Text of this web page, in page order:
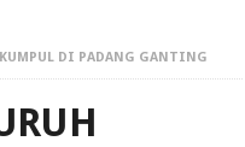
DI PADANG GANTING